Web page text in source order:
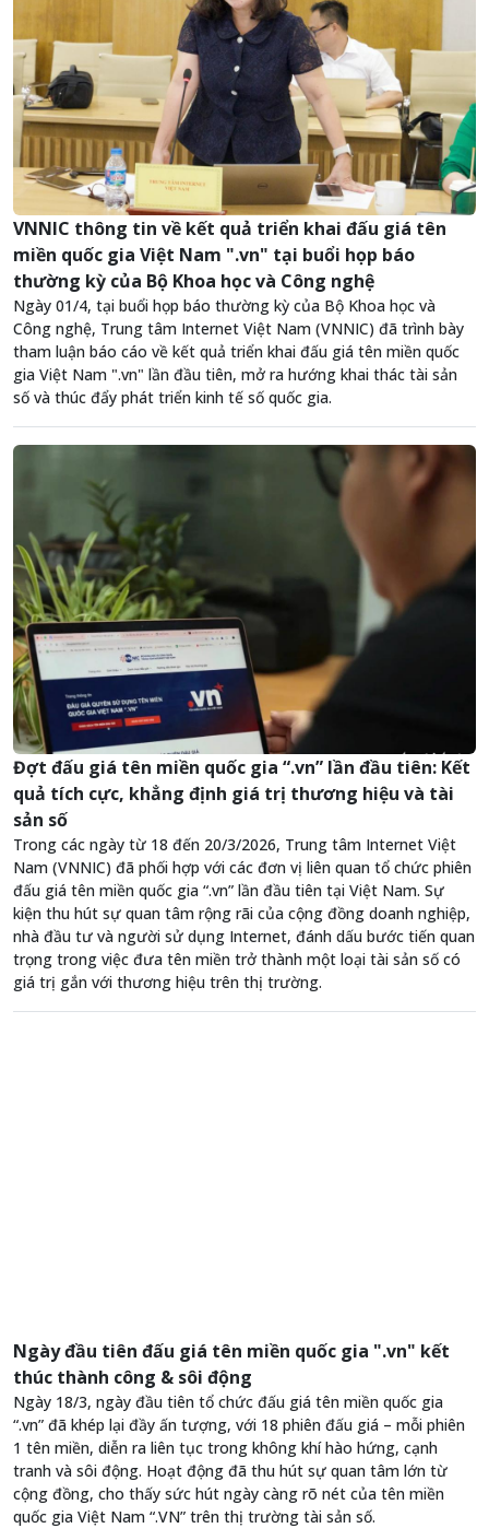
VNNIC thông tin về kết quả triển khai đấu giá tên
miền quốc gia Việt Nam ".vn" tại buổi họp báo
thường kỳ của Bộ Khoa học và Công nghệ
Ngày 01/4, tại buổi họp báo thường kỳ của Bộ Khoa học và
Công nghệ, Trung tâm Internet Việt Nam (VNNIC) đã trình bày
tham luận báo cáo về kết quả triển khai đấu giá tên miền quốc
gia Việt Nam ".vn" lần đầu tiên, mở ra hướng khai thác tài sản
số và thúc đẩy phát triển kinh tế số quốc gia.
Đợt đấu giá tên miền quốc gia “.vn” lần đầu tiên: Kết
quả tích cực, khẳng định giá trị thương hiệu và tài
sản số
Trong các ngày từ 18 đến 20/3/2026, Trung tâm Internet Việt
Nam (VNNIC) đã phối hợp với các đơn vị liên quan tổ chức phiên
đấu giá tên miền quốc gia “.vn” lần đầu tiên tại Việt Nam. Sự
kiện thu hút sự quan tâm rộng rãi của cộng đồng doanh nghiệp,
nhà đầu tư và người sử dụng Internet, đánh dấu bước tiến quan
trọng trong việc đưa tên miền trở thành một loại tài sản số có
giá trị gắn với thương hiệu trên thị trường.
Ngày đầu tiên đấu giá tên miền quốc gia ".vn" kết
thúc thành công & sôi động
Ngày 18/3, ngày đầu tiên tổ chức đấu giá tên miền quốc gia
“.vn” đã khép lại đầy ấn tượng, với 18 phiên đấu giá – mỗi phiên
1 tên miền, diễn ra liên tục trong không khí hào hứng, cạnh
tranh và sôi động. Hoạt động đã thu hút sự quan tâm lớn từ
cộng đồng, cho thấy sức hút ngày càng rõ nét của tên miền
quốc gia Việt Nam “.VN” trên thị trường tài sản số.